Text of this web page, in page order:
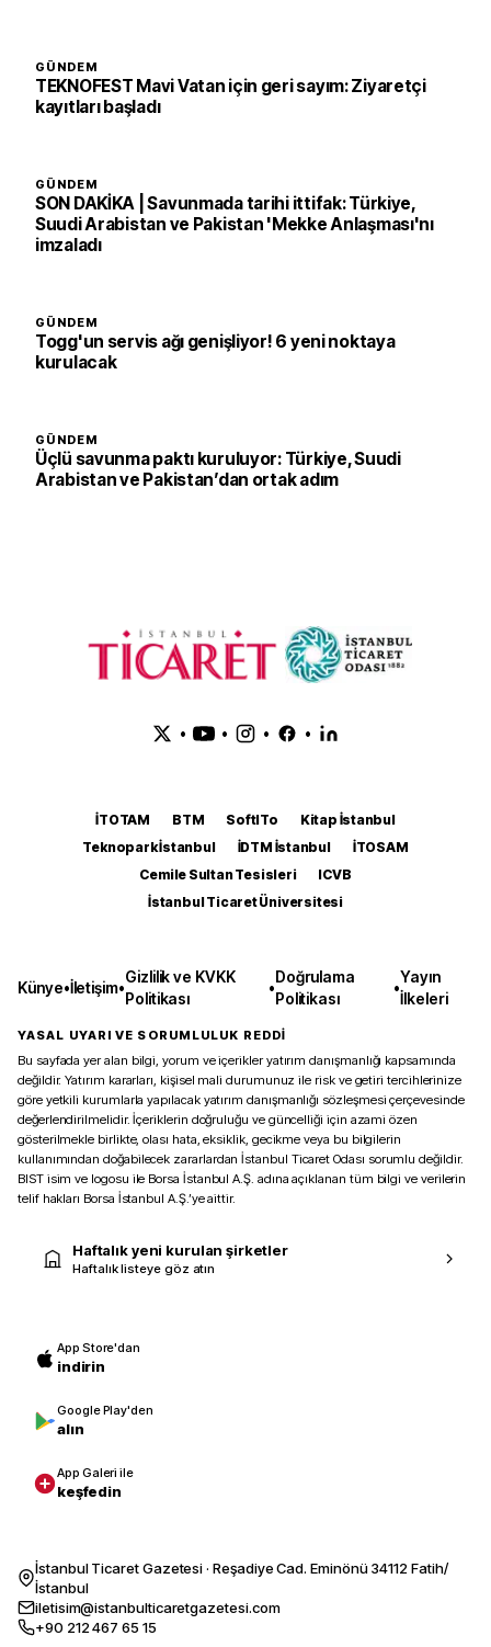
GÜNDEM
TEKNOFEST Mavi Vatan için geri sayım: Ziyaretçi
kayıtları başladı
GÜNDEM
SON DAKİKA | Savunmada tarihi ittifak: Türkiye,
Suudi Arabistan ve Pakistan 'Mekke Anlaşması'nı
imzaladı
GÜNDEM
Togg'un servis ağı genişliyor! 6 yeni noktaya
kurulacak
GÜNDEM
Üçlü savunma paktı kuruluyor: Türkiye, Suudi
Arabistan ve Pakistan’dan ortak adım
• • • •
İTOTAM BTM SoftITo
Kitap İstanbul
Teknopark İstanbul
İDTM İstanbul
İTOSAM
Cemile Sultan Tesisleri
ICVB
İstanbul Ticaret Üniversitesi
Künye•İletişim•
Gizlilik ve KVKK
Politikası
•
Doğrulama
Politikası
•
Yayın
İlkeleri
YASAL UYARI VE SORUMLULUK REDDİ
Bu sayfada yer alan bilgi, yorum ve içerikler yatırım danışmanlığı kapsamında
değildir. Yatırım kararları, kişisel mali durumunuz ile risk ve getiri tercihlerinize
göre yetkili kurumlarla yapılacak yatırım danışmanlığı sözleşmesi çerçevesinde
değerlendirilmelidir. İçeriklerin doğruluğu ve güncelliği için azami özen
gösterilmekle birlikte, olası hata, eksiklik, gecikme veya bu bilgilerin
kullanımından doğabilecek zararlardan İstanbul Ticaret Odası sorumlu değildir.
BIST isim ve logosu ile Borsa İstanbul A.Ş. adına açıklanan tüm bilgi ve verilerin
telif hakları Borsa İstanbul A.Ş.’ye aittir.
Haftalık yeni kurulan şirketler
Haftalık listeye göz atın
App Store'dan
indirin
Google Play'den
alın
App Galeri ile
keşfedin
İstanbul Ticaret Gazetesi · Reşadiye Cad. Eminönü 34112 Fatih/
İstanbul
iletisim@istanbulticaretgazetesi.com
+90 212 467 65 15